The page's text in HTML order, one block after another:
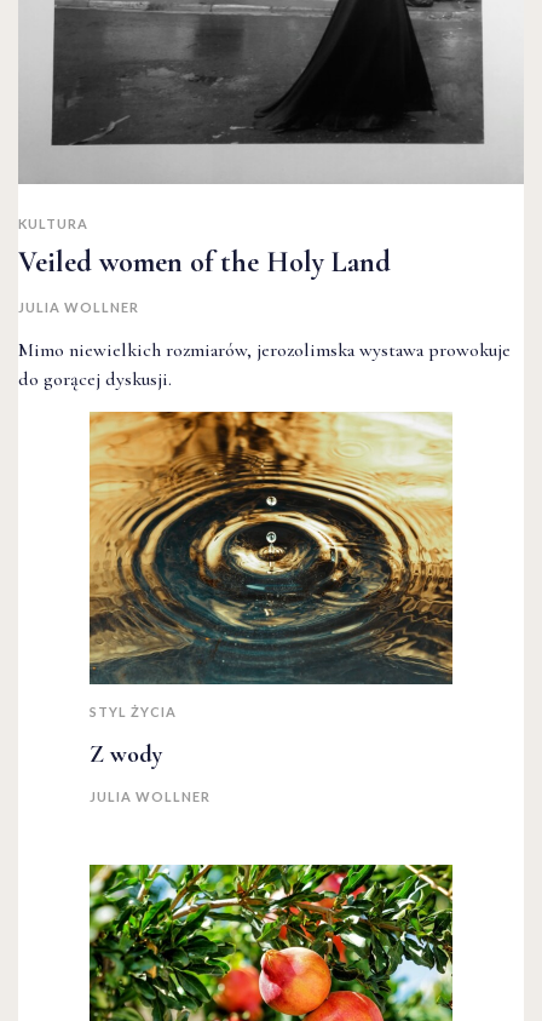
KULTURA
Veiled women of the Holy Land
JULIA WOLLNER
Mimo niewielkich rozmiarów, jerozolimska wystawa prowokuje
do gorącej dyskusji.
STYL ŻYCIA
Z wody
JULIA WOLLNER